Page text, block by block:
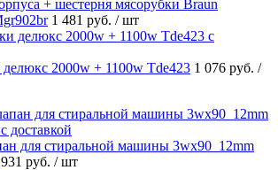
+ шестерня мясорубки Braun
1 481 руб. / шт
2000w + 1100w Tde423 1 076 руб. /
для стиральной машины 3wx90_12mm
931 руб. / шт